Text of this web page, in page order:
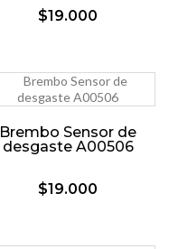
$19.000
Brembo Sensor de
desgaste A00506
$19.000